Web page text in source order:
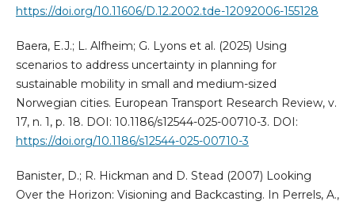
https://doi.org/10.11606/D.12.2002.tde-12092006-155128
Baera, E.J.; L. Alfheim; G. Lyons et al. (2025) Using
scenarios to address uncertainty in planning for
sustainable mobility in small and medium-sized
Norwegian cities. European Transport Research Review, v.
17, n. 1, p. 18. DOI: 10.1186/s12544-025-00710-3. DOI:
https://doi.org/10.1186/s12544-025-00710-3
Banister, D.; R. Hickman and D. Stead (2007) Looking
Over the Horizon: Visioning and Backcasting. In Perrels, A.,